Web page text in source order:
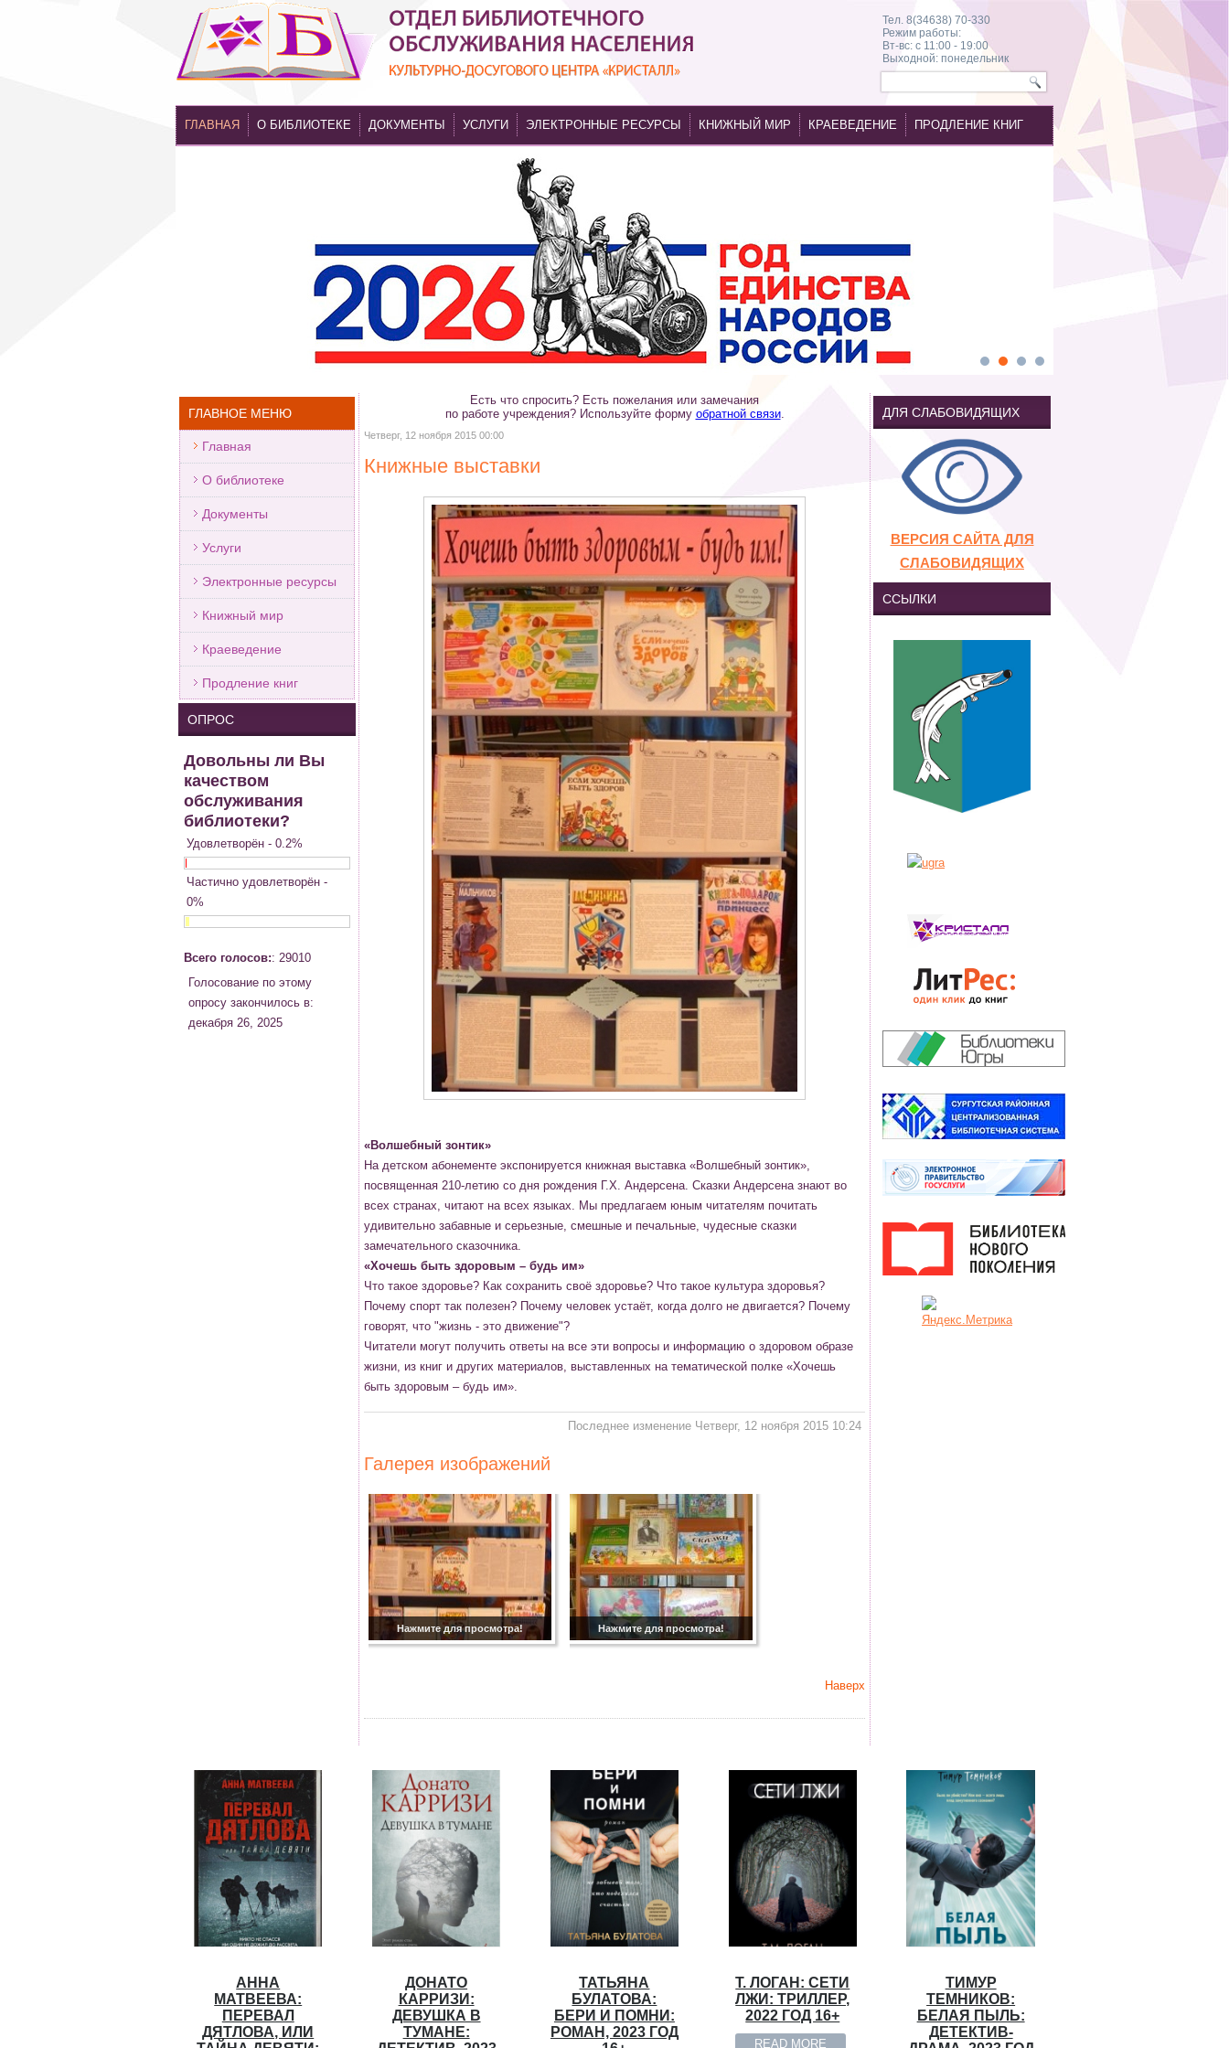
Тел. 8(34638) 70-330
Режим работы:
Вт-вс: с 11:00 - 19:00
Выходной: понедельник
ГЛАВНАЯ О БИБЛИОТЕКЕ ДОКУМЕНТЫ УСЛУГИ ЭЛЕКТРОННЫЕ РЕСУРСЫ КНИЖНЫЙ МИР КРАЕВЕДЕНИЕ ПРОДЛЕНИЕ КНИГ
ГЛАВНОЕ МЕНЮ
Главная
О библиотеке
Документы
Услуги
Электронные ресурсы
Книжный мир
Краеведение
Продление книг
ОПРОС
Довольны ли Вы
качеством
обслуживания
библиотеки?
Удовлетворён - 0.2%
Частично удовлетворён -
0%
Всего голосов:: 29010
Голосование по этому
опросу закончилось в:
декабря 26, 2025
Есть что спросить? Есть пожелания или замечания
по работе учреждения? Используйте форму обратной связи.
Четверг, 12 ноября 2015 00:00
Книжные выставки
«Волшебный зонтик»
На детском абонементе экспонируется книжная выставка «Волшебный зонтик»,
посвященная 210-летию со дня рождения Г.Х. Андерсена. Сказки Андерсена знают во
всех странах, читают на всех языках. Мы предлагаем юным читателям почитать
удивительно забавные и серьезные, смешные и печальные, чудесные сказки
замечательного сказочника.
«Хочешь быть здоровым – будь им»
Что такое здоровье? Как сохранить своё здоровье? Что такое культура здоровья?
Почему спорт так полезен? Почему человек устаёт, когда долго не двигается? Почему
говорят, что "жизнь - это движение"?
Читатели могут получить ответы на все эти вопросы и информацию о здоровом образе
жизни, из книг и других материалов, выставленных на тематической полке «Хочешь
быть здоровым – будь им».
Последнее изменение Четверг, 12 ноября 2015 10:24
Галерея изображений
Нажмите для просмотра! Нажмите для просмотра!
Наверх
ДЛЯ СЛАБОВИДЯЩИХ
ВЕРСИЯ САЙТА ДЛЯ
СЛАБОВИДЯЩИХ
ССЫЛКИ
АННА
МАТВЕЕВА:
ПЕРЕВАЛ
ДЯТЛОВА, ИЛИ
ДОНАТО
КАРРИЗИ:
ДЕВУШКА В
ТУМАНЕ:
ТАТЬЯНА
БУЛАТОВА:
БЕРИ И ПОМНИ:
РОМАН, 2023 ГОД
Т. ЛОГАН: СЕТИ
ЛЖИ: ТРИЛЛЕР,
2022 ГОД 16+
READ MORE
ТИМУР
ТЕМНИКОВ:
БЕЛАЯ ПЫЛЬ:
ДЕТЕКТИВ-